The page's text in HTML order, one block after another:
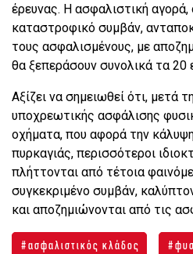
έρευνας. Η ασφαλιστική
καταστροφικό συμβάν,
τους ασφαλισμένους, με
θα ξεπεράσουν συνολικά τα 20
Αξίζει να σημειωθεί ότι, μετά
υποχρεωτικής ασφάλισης
οχήματα, που αφορά την
πυρκαγιάς, περισσότεροι
πλήττονται από τέτοια
συγκεκριμένο συμβάν,
και αποζημιώνονται από τις
ασφαλιστικός κλάδος